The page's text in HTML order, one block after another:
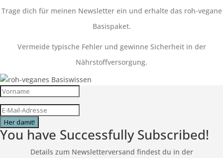
Trage dich für meinen Newsletter ein und erhalte das roh-vegane
Basispaket.
Vermeide typische Fehler und gewinne Sicherheit in der
Nährstoffversorgung.
Her damit!
You have Successfully Subscribed!
Details zum Newsletterversand findest du in der